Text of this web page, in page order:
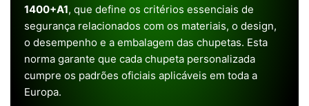
1400+A1, que define os critérios essenciais de
segurança relacionados com os materiais, o design,
o desempenho e a embalagem das chupetas. Esta
norma garante que cada chupeta personalizada
cumpre os padrões oficiais aplicáveis em toda a
Europa.